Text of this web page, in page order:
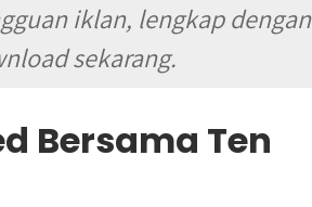
iklan, lengkap dengan
sekarang.
Bersama Ten